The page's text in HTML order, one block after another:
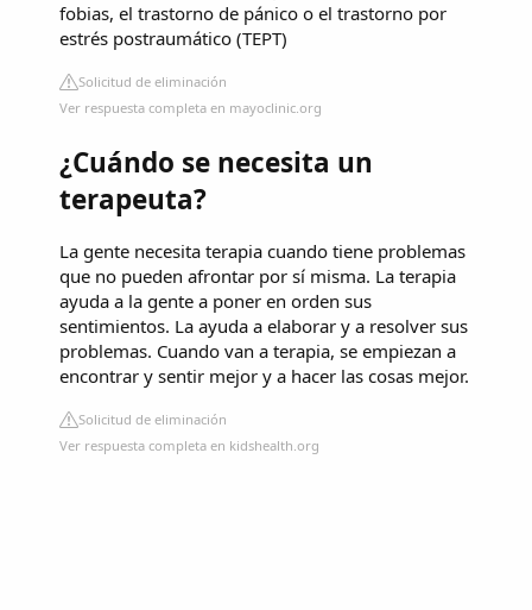
fobias, el trastorno de pánico o el trastorno por
estrés postraumático (TEPT)
Solicitud de eliminación
Ver respuesta completa en mayoclinic.org
¿Cuándo se necesita un
terapeuta?
La gente necesita terapia cuando tiene problemas
que no pueden afrontar por sí misma. La terapia
ayuda a la gente a poner en orden sus
sentimientos. La ayuda a elaborar y a resolver sus
problemas. Cuando van a terapia, se empiezan a
encontrar y sentir mejor y a hacer las cosas mejor.
Solicitud de eliminación
Ver respuesta completa en kidshealth.org